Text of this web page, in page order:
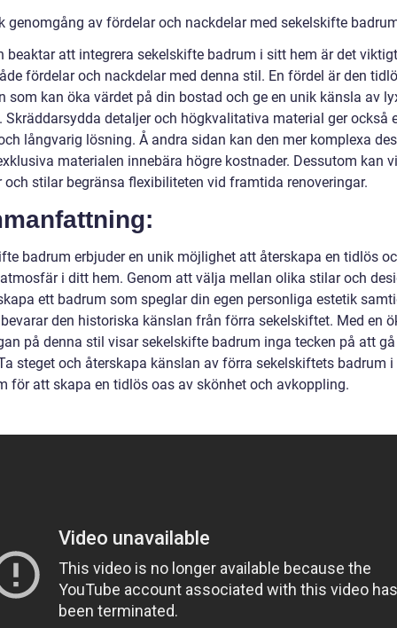
genomgång av fördelar och nackdelar med sekelskifte
beaktar att integrera sekelskifte badrum i sitt hem är det
fördelar och nackdelar med denna stil. En fördel är den
som kan öka värdet på din bostad och ge en unik känsla av
Skräddarsydda detaljer och högkvalitativa material ger också
långvarig lösning. Å andra sidan kan den mer komplexa
materialen innebära högre kostnader. Dessutom kan
och stilar begränsa flexibiliteten vid framtida renoveringar.
badrum erbjuder en unik möjlighet att återskapa en tidlös
i ditt hem. Genom att välja mellan olika stilar och
ett badrum som speglar din egen personliga estetik
den historiska känslan från förra sekelskiftet. Med en
på denna stil visar sekelskifte badrum inga tecken på att
steget och återskapa känslan av förra sekelskiftets badrum
för att skapa en tidlös oas av skönhet och avkoppling.